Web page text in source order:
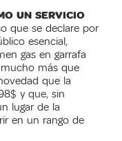
UN SERVICIO
que se declare por
esencial,
gas en garrafa
más que
que la
y que, sin
lugar de la
en un rango de